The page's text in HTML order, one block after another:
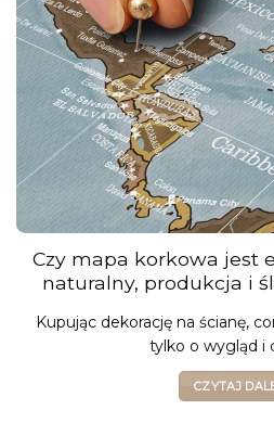
Czy mapa korkowa jest
naturalny, produkcja i
Kupując dekorację na ścianę,
tylko o wygląd i
CZYTAJ